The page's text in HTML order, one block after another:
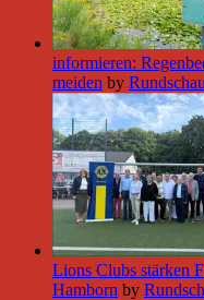
informieren:
meiden by
Lions Clubs stärken
Hamborn by